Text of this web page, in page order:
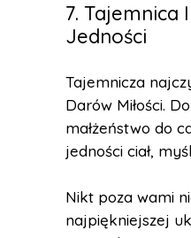
7. Tajemnica
Jedności
Tajemnicza
Darów Miłości.
małżeństwo do
jedności ciał,
Nikt poza wami
najpiękniejszej